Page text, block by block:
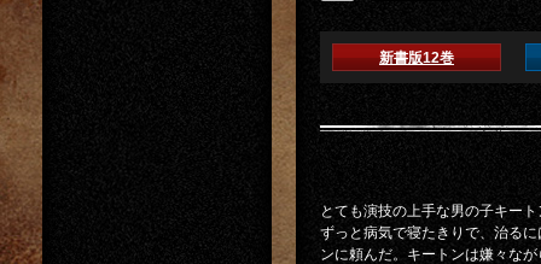
新書版12巻
とても演技の上手な男の子キー
ずっと病気で寝たきりで、治る
ンに頼んだ。キートンは嫌々な